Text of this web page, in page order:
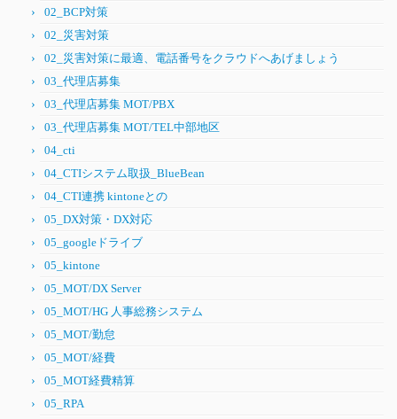
02_BCP対策
02_災害対策
02_災害対策に最適、電話番号をクラウドへあげましょう
03_代理店募集
03_代理店募集 MOT/PBX
03_代理店募集 MOT/TEL中部地区
04_cti
04_CTIシステム取扱_BlueBean
04_CTI連携 kintoneとの
05_DX対策・DX対応
05_googleドライブ
05_kintone
05_MOT/DX Server
05_MOT/HG 人事総務システム
05_MOT/勤怠
05_MOT/経費
05_MOT経費精算
05_RPA